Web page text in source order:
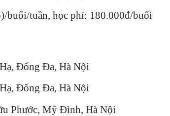
buổi/tuần, học phí: 180.000đ/buổi
Đống Đa, Hà Nội
Đống Đa, Hà Nội
Phước, Mỹ Đình, Hà Nội